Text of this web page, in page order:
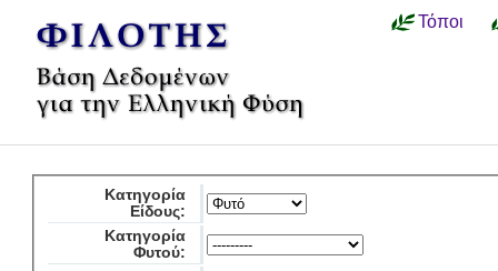
Τόποι
Κατηγορία
Είδους:
Κατηγορία
Φυτού: